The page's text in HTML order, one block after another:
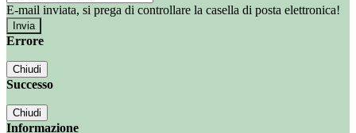
E-mail inviata, si prega di controllare la casella di posta elettronica!
Errore
Chiudi
Successo
Chiudi
Informazione